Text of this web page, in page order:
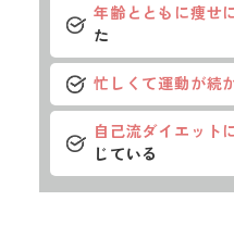
年齢とともに痩せ
た
忙しくて運動が続
自己流ダイエット
じている